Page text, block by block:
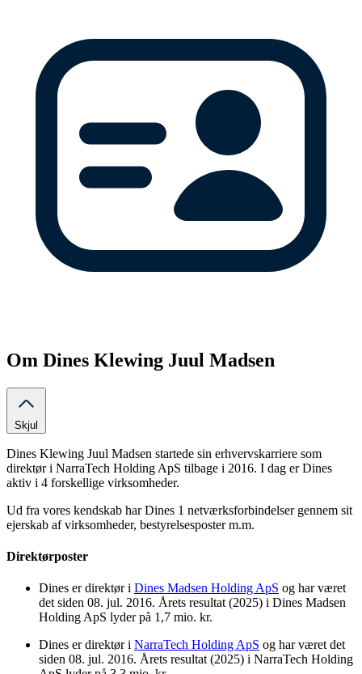
Om Dines Klewing Juul Madsen
Skjul
Dines Klewing Juul Madsen startede sin erhvervskarriere som
direktør i NarraTech Holding ApS tilbage i 2016. I dag er Dines
aktiv i 4 forskellige virksomheder.
Ud fra vores kendskab har Dines 1 netværksforbindelser gennem sit
ejerskab af virksomheder, bestyrelsesposter m.m.
Direktørposter
Dines er direktør i Dines Madsen Holding ApS og har været
det siden 08. jul. 2016. Årets resultat (2025) i Dines Madsen
Holding ApS lyder på 1,7 mio. kr.
Dines er direktør i NarraTech Holding ApS og har været det
siden 08. jul. 2016. Årets resultat (2025) i NarraTech Holding